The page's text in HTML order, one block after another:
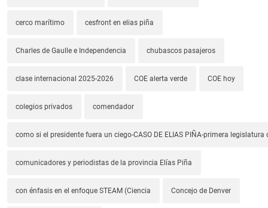
cerco marítimo cesfront en elias piña
Charles de Gaulle e Independencia chubascos pasajeros
clase internacional 2025-2026 COE alerta verde COE hoy
colegios privados comendador
como si el presidente fuera un ciego-CASO DE ELIAS PIÑA-primera legislatura
comunicadores y periodistas de la provincia Elías Piña
con énfasis en el enfoque STEAM (Ciencia Concejo de Denver